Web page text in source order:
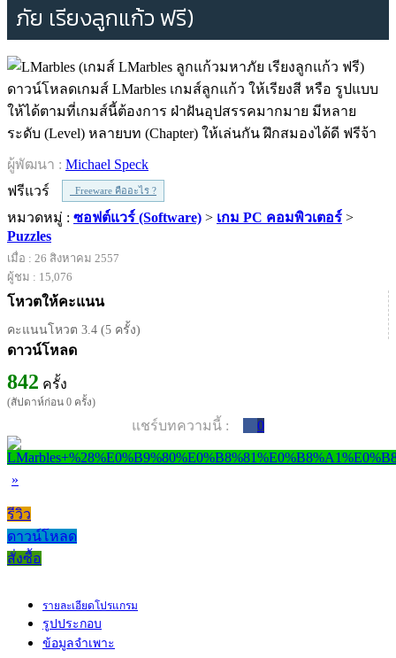
ภัย เรียงลูกแก้ว ฟรี)
ดาวน์โหลดเกมส์ LMarbles เกมส์ลูกแก้ว ให้เรียงสี หรือ รูปแบบ
ให้ได้ตามที่เกมส์นี้ต้องการ ฝ่าฝันอุปสรรคมากมาย มีหลาย
ระดับ (Level) หลายบท (Chapter) ให้เล่นกัน ฝึกสมองได้ดี ฟรีจ้า
ผู้พัฒนา : Michael Speck
ฟรีแวร์
Freeware คืออะไร ?
หมวดหมู่ : ซอฟต์แวร์ (Software) > เกม PC คอมพิวเตอร์ >
Puzzles
เมื่อ : 26 สิงหาคม 2557
ผู้ชม : 15,076
โหวตให้คะแนน
คะแนนโหวต 3.4 (5 ครั้ง)
ดาวน์โหลด
842 ครั้ง
(สัปดาห์ก่อน 0 ครั้ง)
แชร์บทความนี้ : 0
»
รีวิว
ดาวน์โหลด
สั่งซื้อ
รายละเอียดโปรแกรม
รูปประกอบ
ข้อมูลจำเพาะ